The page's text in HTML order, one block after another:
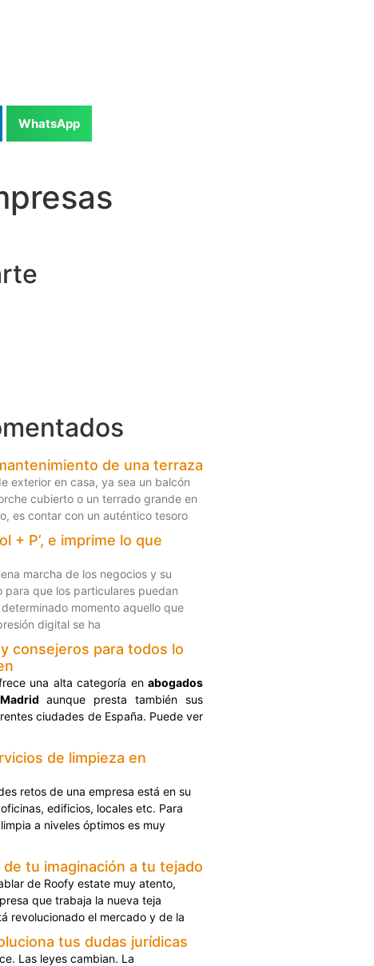
WhatsApp
de una terraza
exterior en casa, ya sea un balcón
cubierto o un terrado grande en
es contar con un auténtico tesoro
+ P’, e imprime lo que
marcha de los negocios y su
para que los particulares puedan
momento aquello que
digital se ha
consejeros para todos lo
una alta categoría en abogados
aunque presta también sus
ciudades de España. Puede ver
de limpieza en
retos de una empresa está en su
edificios, locales etc. Para
a niveles óptimos es muy
de tu imaginación a tu tejado
de Roofy estate muy atento,
que trabaja la nueva teja
revolucionado el mercado y de la
tus dudas jurídicas
Las leyes cambian. La